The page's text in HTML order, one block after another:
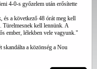
4-0-s győzelem után erősítette
és a következő 48 órát meg kell
Türelmesnek kell lennünk. A
ember, lélekben vele vagyunk."
skandálta a közönség a Nou